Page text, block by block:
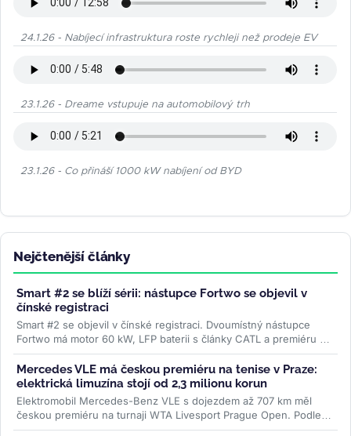
24.1.26 - Nabíjecí infrastruktura roste rychleji než prodeje EV
23.1.26 - Dreame vstupuje na automobilový trh
23.1.26 - Co přináší 1000 kW nabíjení od BYD
Nejčtenější články
Smart #2 se blíží sérii: nástupce Fortwo se objevil v
čínské registraci
Smart #2 se objevil v čínské registraci. Dvoumístný nástupce
Fortwo má motor 60 kW, LFP baterii s články CATL a premiéru v
říjnu....>>
Mercedes VLE má českou premiéru na tenise v Praze:
elektrická limuzína stojí od 2,3 milionu korun
Elektromobil Mercedes-Benz VLE s dojezdem až 707 km měl
českou premiéru na turnaji WTA Livesport Prague Open. Podle
konfigurátoru automobilky...>>